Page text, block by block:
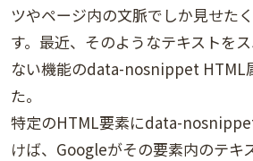
ツやページ内の文脈でしか見せた
す。最近、そのようなテキストを
ない機能のdata-nosnippet HTML
た。
特定のHTML要素にdata-
けば、Googleがその要素内のテキ